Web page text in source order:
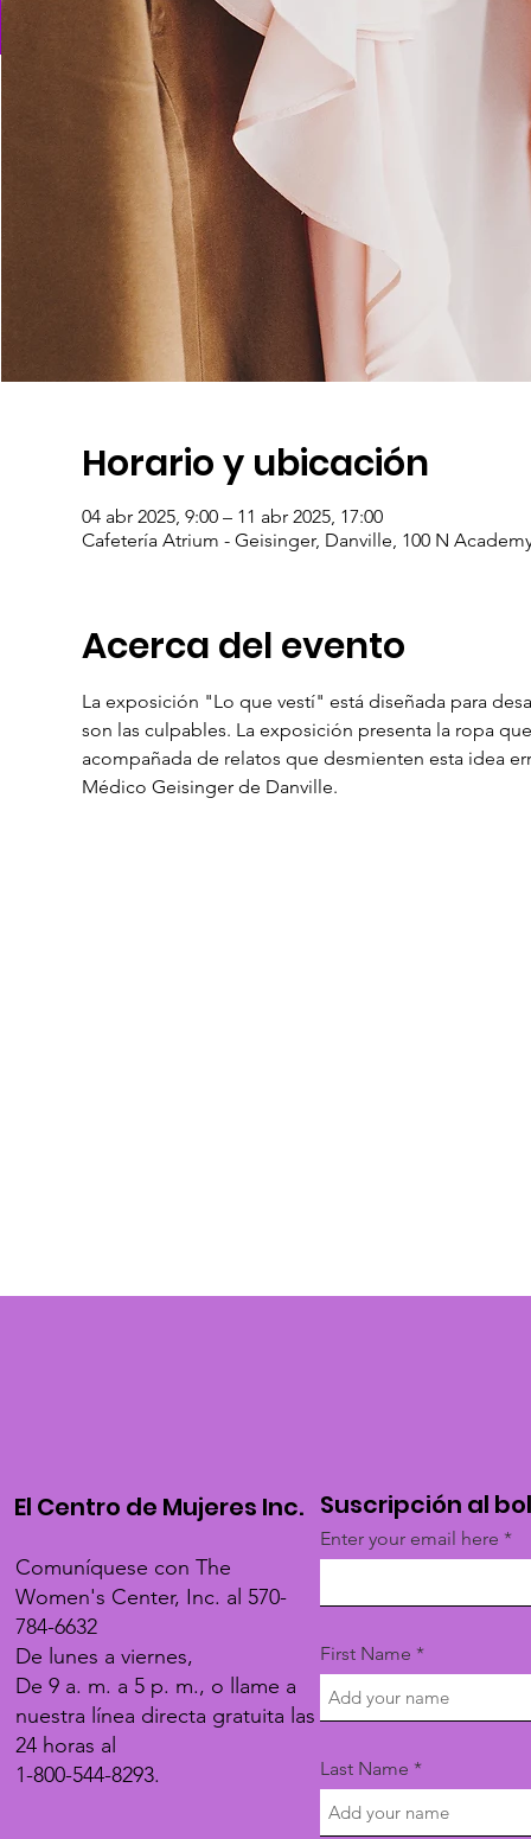
Horario y ubicación
04 abr 2025, 9:00 – 11 abr 2025, 17:00
Cafetería Atrium - Geisinger, Danville, 100 N
Acerca del evento
La exposición "Lo que vestí" está diseñada para
son las culpables. La exposición presenta la ropa
acompañada de relatos que desmienten esta idea
Médico Geisinger de Danville.
El Centro de Mujeres Inc.
Comuníquese con The
Women's Center, Inc. al 570-
784-6632
De lunes a viernes,
De 9 a. m. a 5 p. m., o llame a
nuestra línea directa gratuita las
24 horas al
1-800-544-8293.
Suscripción al
Enter your email here
First Name
Last Name